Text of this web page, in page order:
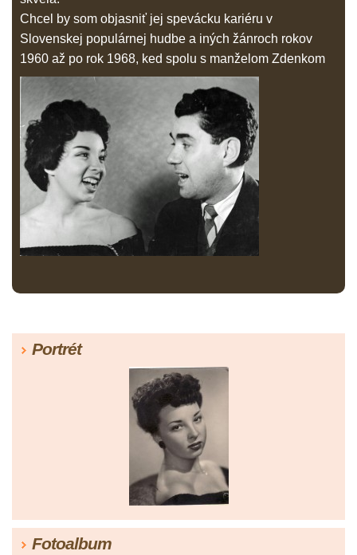
Chcel by som objasniť jej spevácku kariéru v
Slovenskej populárnej hudbe a iných žánroch rokov
1960 až po rok 1968, ked spolu s manželom Zdenkom
Portrét
Fotoalbum